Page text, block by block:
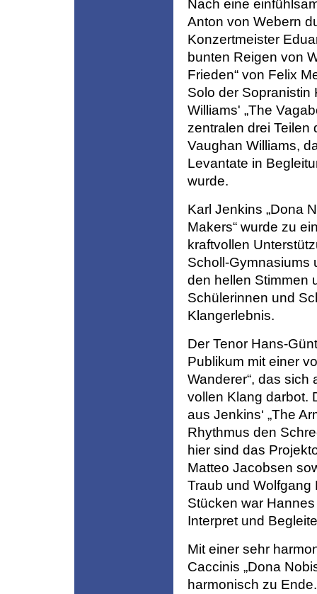
Nach eine
Anton von Webern
Konzertmeister
bunten Reigen von
Frieden“ von Felix
Solo der
Williams' „The
zentralen drei Teilen
Vaughan Williams,
Levantate in
wurde.
Karl Jenkins „Dona
Makers“ wurde zu
kraftvollen
Scholl-Gymnasiums
den hellen Stimmen
Schülerinnen und
Klangerlebnis.
Der Tenor Hans-
Publikum mit einer
Wanderer“, das
vollen Klang darbot.
aus Jenkins‘ „The
Rhythmus den
hier sind das
Matteo Jacobsen
Traub und Wolfgang
Stücken war
Interpret und
Mit einer sehr
Caccinis „Dona
harmonisch zu